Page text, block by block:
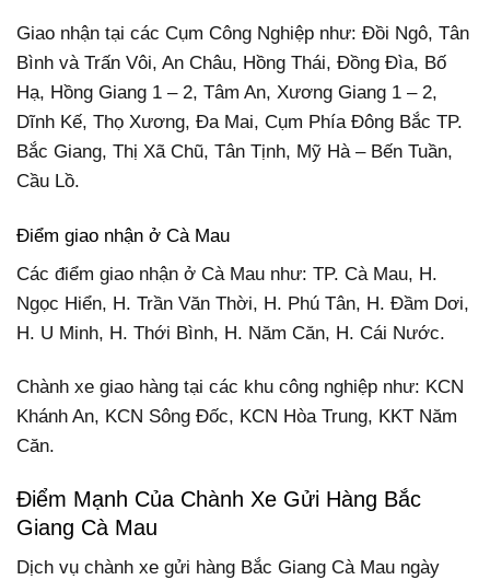
Giao nhận tại các Cụm Công Nghiệp như: Đồi Ngô, Tân
Bình và Trấn Vôi, An Châu, Hồng Thái, Đồng Đìa, Bố
Hạ, Hồng Giang 1 – 2, Tâm An, Xương Giang 1 – 2,
Dĩnh Kế, Thọ Xương, Đa Mai, Cụm Phía Đông Bắc TP.
Bắc Giang, Thị Xã Chũ, Tân Tịnh, Mỹ Hà – Bến Tuần,
Cầu Lồ.
Điểm giao nhận ở Cà Mau
Các điểm giao nhận ở Cà Mau như: TP. Cà Mau, H.
Ngọc Hiển, H. Trần Văn Thời, H. Phú Tân, H. Đầm Dơi,
H. U Minh, H. Thới Bình, H. Năm Căn, H. Cái Nước.
Chành xe giao hàng tại các khu công nghiệp như: KCN
Khánh An, KCN Sông Đốc, KCN Hòa Trung, KKT Năm
Căn.
Điểm Mạnh Của Chành Xe Gửi Hàng Bắc
Giang Cà Mau
Dịch vụ chành xe gửi hàng Bắc Giang Cà Mau ngày